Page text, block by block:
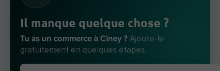
Il manque quelque chose ?
Tu as un commerce à Ciney ? Ajoute-le
gratuitement en quelques étapes.